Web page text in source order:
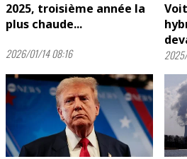
2025, troisième année la
plus chaude...
2026/01/14 08:16